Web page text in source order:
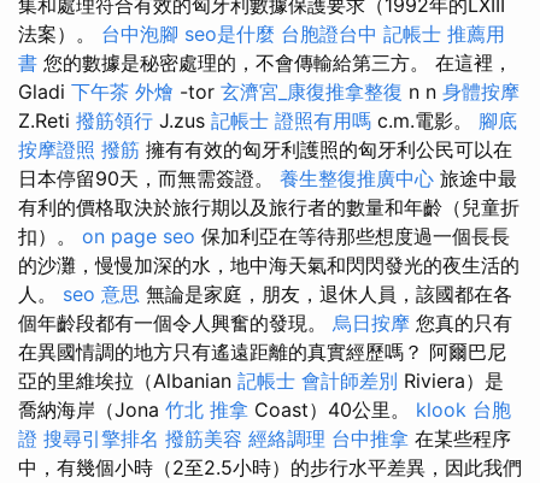
集和處理符合有效的匈牙利數據保護要求（1992年的LXIII
法案）。 台中泡腳 seo是什麼 台胞證台中 記帳士 推薦用
書 您的數據是秘密處理的，不會傳輸給第三方。 在這裡，
Gladi 下午茶 外燴 -tor 玄濟宮_康復推拿整復 n n 身體按摩
Z.Reti 撥筋領行 J.zus 記帳士 證照有用嗎 c.m.電影。 腳底
按摩證照 撥筋 擁有有效的匈牙利護照的匈牙利公民可以在
日本停留90天，而無需簽證。 養生整復推廣中心 旅途中最
有利的價格取決於旅行期以及旅行者的數量和年齡（兒童折
扣）。 on page seo 保加利亞在等待那些想度過一個長長
的沙灘，慢慢加深的水，地中海天氣和閃閃發光的夜生活的
人。 seo 意思 無論是家庭，朋友，退休人員，該國都在各
個年齡段都有一個令人興奮的發現。 烏日按摩 您真的只有
在異國情調的地方只有遙遠距離的真實經歷嗎？ 阿爾巴尼
亞的里維埃拉（Albanian 記帳士 會計師差別 Riviera）是
喬納海岸（Jona 竹北 推拿 Coast）40公里。 klook 台胞
證 搜尋引擎排名 撥筋美容 經絡調理 台中推拿 在某些程序
中，有幾個小時（2至2.5小時）的步行水平差異，因此我們